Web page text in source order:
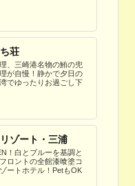
荘
、三崎港名物の鮪の兜
が自慢！静かで夕日の
でゆったりお過ごし下
ゾート・三浦
！白とブルーを基調と
ロントの全館漆喰塗コ
ートホテル！PetもOK